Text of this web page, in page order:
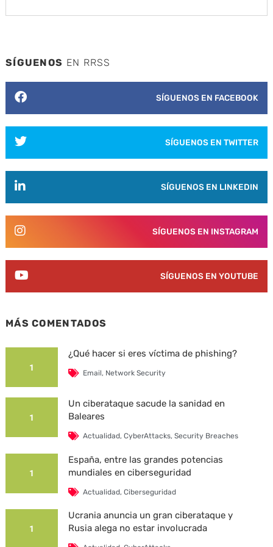
SÍGUENOS EN RRSS
SÍGUENOS EN FACEBOOK
SÍGUENOS EN TWITTER
SÍGUENOS EN LINKEDIN
SÍGUENOS EN INSTAGRAM
SÍGUENOS EN YOUTUBE
MÁS COMENTADOS
1
¿Qué hacer si eres víctima de phishing?
Email, Network Security
1
Un ciberataque sacude la sanidad en
Baleares
Actualidad,CyberAttacks,Security Breaches
1
España, entre las grandes potencias
mundiales en ciberseguridad
Actualidad,Ciberseguridad
1
Ucrania anuncia un gran ciberataque y
Rusia alega no estar involucrada